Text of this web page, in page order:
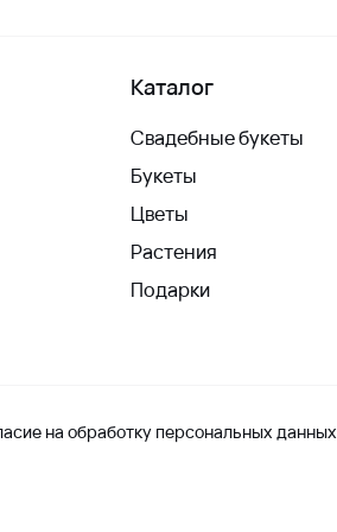
Каталог
Свадебные букеты
Букеты
Цветы
Растения
Подарки
на обработку персональных данных